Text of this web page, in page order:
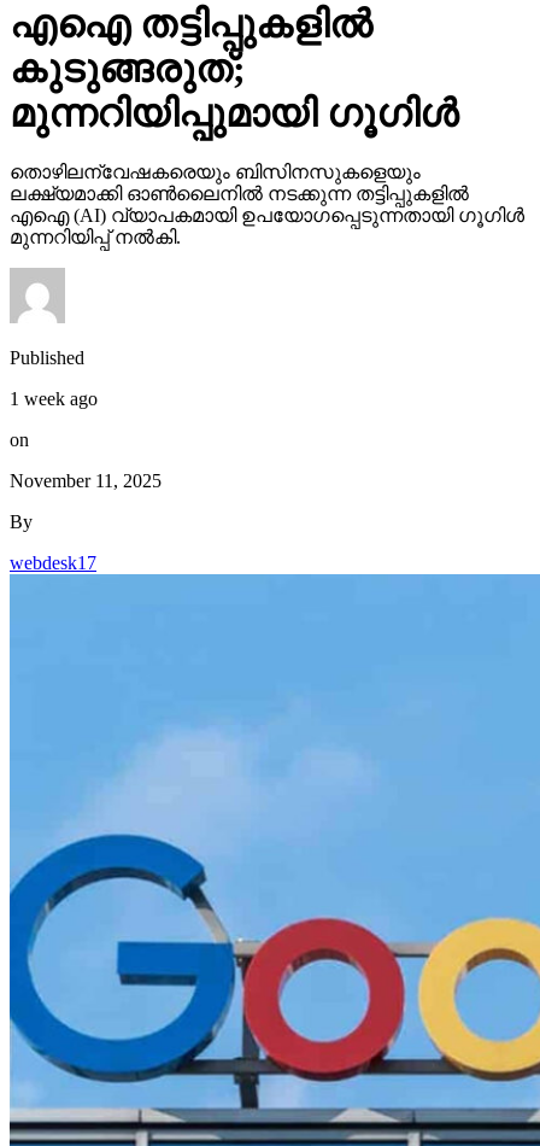
എഐ തട്ടിപ്പുകളില്‍
കുടുങ്ങരുത്;
മുന്നറിയിപ്പുമായി ഗൂഗിള്‍
തൊഴിലന്വേഷകരെയും ബിസിനസുകളെയും
ലക്ഷ്യമാക്കി ഓണ്‍ലൈനില്‍ നടക്കുന്ന തട്ടിപ്പുകളില്‍
എഐ (AI) വ്യാപകമായി ഉപയോഗപ്പെടുന്നതായി ഗൂഗിള്‍
മുന്നറിയിപ്പ് നല്‍കി.
Published
1 week ago
on
November 11, 2025
By
webdesk17